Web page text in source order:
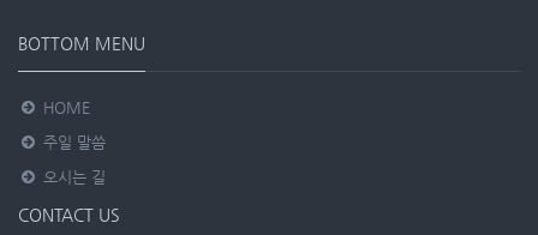
BOTTOM MENU
HOME
주일 말씀
오시는 길
CONTACT US